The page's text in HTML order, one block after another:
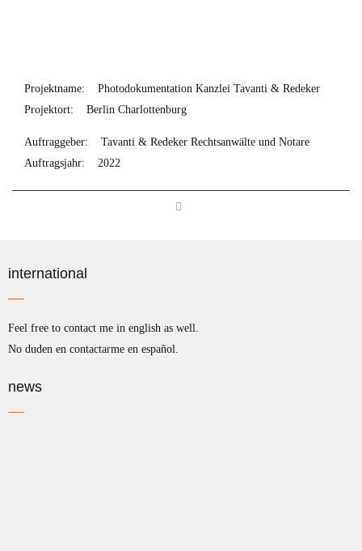
Projektname: Photodokumentation Kanzlei Tavanti & Redeker
Projektort: Berlin Charlottenburg
Auftraggeber: Tavanti & Redeker Rechtsanwälte und Notare
Auftragsjahr: 2022
international
Feel free to contact me in english as well.
No duden en contactarme en español.
news